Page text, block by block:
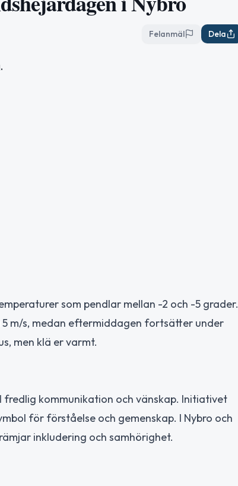
Felanmäl Dela
som pendlar mellan -2 och -5 grader.
m/s, medan eftermiddagen fortsätter under
men klä er varmt.
fredlig kommunikation och vänskap. Initiativet
för förståelse och gemenskap. I Nybro och
inkludering och samhörighet.